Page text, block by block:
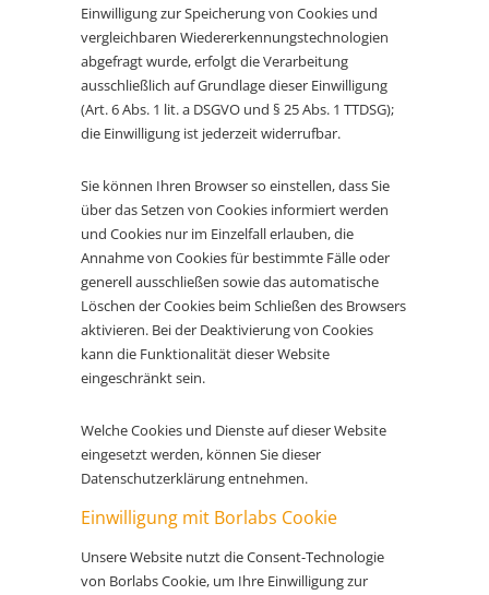
Einwilligung zur Speicherung von Cookies und
vergleichbaren Wiedererkennungstechnologien
abgefragt wurde, erfolgt die Verarbeitung
ausschließlich auf Grundlage dieser Einwilligung
(Art. 6 Abs. 1 lit. a DSGVO und § 25 Abs. 1 TTDSG);
die Einwilligung ist jederzeit widerrufbar.
Sie können Ihren Browser so einstellen, dass Sie
über das Setzen von Cookies informiert werden
und Cookies nur im Einzelfall erlauben, die
Annahme von Cookies für bestimmte Fälle oder
generell ausschließen sowie das automatische
Löschen der Cookies beim Schließen des Browsers
aktivieren. Bei der Deaktivierung von Cookies
kann die Funktionalität dieser Website
eingeschränkt sein.
Welche Cookies und Dienste auf dieser Website
eingesetzt werden, können Sie dieser
Datenschutzerklärung entnehmen.
Einwilligung mit Borlabs Cookie
Unsere Website nutzt die Consent-Technologie
von Borlabs Cookie, um Ihre Einwilligung zur